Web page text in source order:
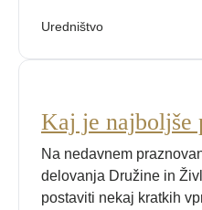
Uredništvo
Kaj je najboljše
Na nedavnem
delovanja Družine in
postaviti nekaj kratkih